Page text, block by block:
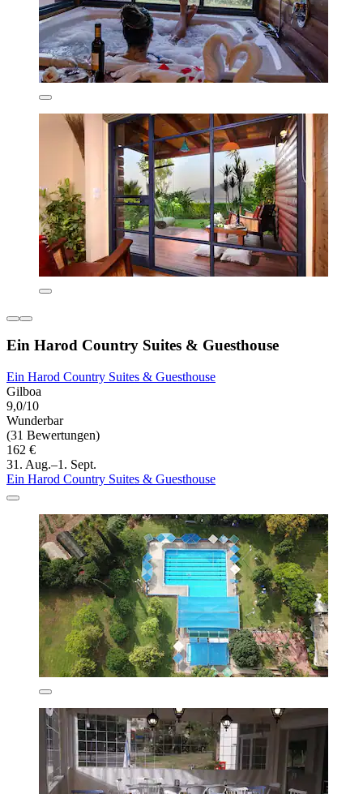
Ein Harod Country Suites & Guesthouse
Ein Harod Country Suites & Guesthouse
Gilboa
9,0/10
Wunderbar
(31 Bewertungen)
162 €
31. Aug.–1. Sept.
Ein Harod Country Suites & Guesthouse